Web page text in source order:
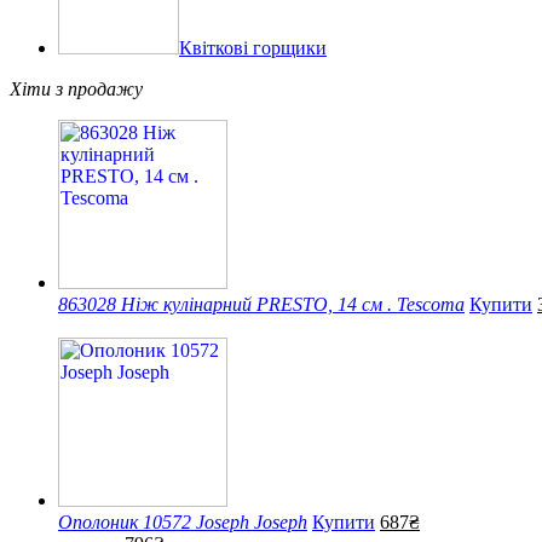
Квіткові горщики
Хіти з продажу
863028 Ніж кулінарний PRESTO, 14 см . Tescoma Купити
Ополоник 10572 Joseph Joseph Купити 687₴